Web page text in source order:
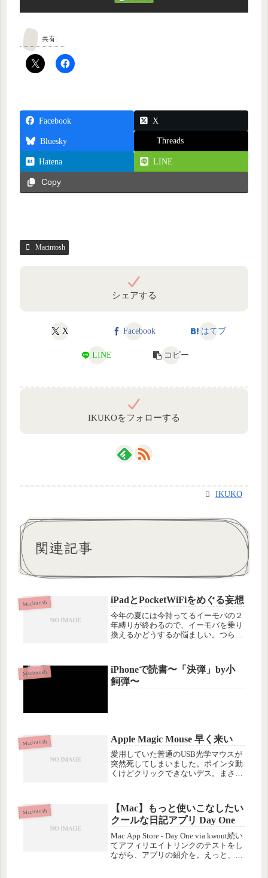
共有:
Facebook X
Bluesky Threads
Hatena LINE
Copy
Macintosh
シェアする
X Facebook はてブ
LINE コピー
IKUKOをフォローする
IKUKO
関連記事
Macintosh iPadとPocketWiFiをめぐる妄想
今年の夏には今持ってるイーモバの２
年縛りが終わるので、イーモバを乗り
換えるかどうするか悩ましい。つらつ
PocketWiFiにする（２）イーモバは持
つのをやめて、iPad...
Macintosh
iPhoneで読書〜「決弾」by小
飼弾〜
Macintosh Apple Magic Mouse 早く来い
愛用していた普通のUSB光学マウスが
突然死してしまいました。ポインタ動
くけどクリックできないデス。まさか
の間、発売日にTwitterのTLでみなさん
がポチっている様子を見て...
Macintosh
【Mac】もっと使いこなしたい
クールな日記アプリ Day One
Mac App Store - Day One via kwout続い
てアフィリエイトリンクのテストをし
ながら、アプリの紹介を。えっと、日